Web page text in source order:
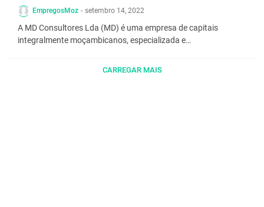
EmpregosMoz - setembro 14, 2022
A MD Consultores Lda (MD) é uma empresa de capitais
integralmente moçambicanos, especializada e…
CARREGAR MAIS